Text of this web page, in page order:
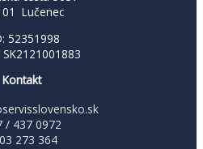
Lučenec
52351998
SK2121001883
Kontakt
/ 437 0972
273 364